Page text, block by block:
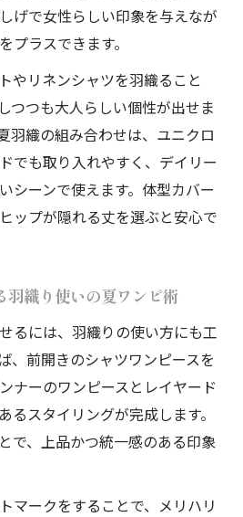
げで女性らしい印象を与えなが
プラスできます。
やリネンシャツを羽織ること
つつも大人らしい個性が出せま
羽織の組み合わせは、ユニクロ
でも取り入れやすく、デイリー
シーンで使えます。体型カバー
ップが隠れる丈を選ぶと安心で
羽織り使いの夏ワンピ術
るには、羽織りの使い方にも工
、前開きのシャツワンピースを
ナーのワンピースとレイヤード
るスタイリングが完成します。
で、上品かつ統一感のある印象
マークをすることで、メリハリ